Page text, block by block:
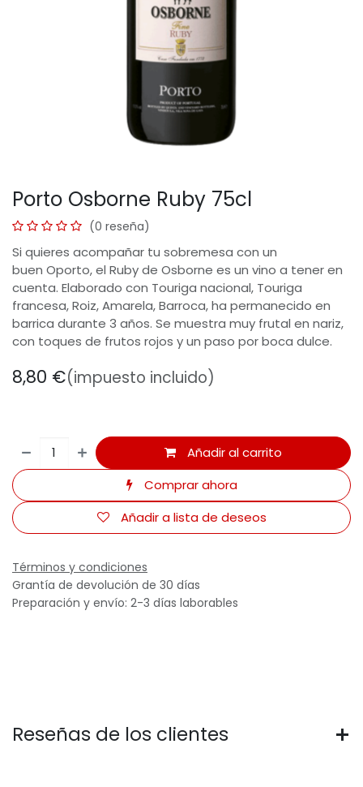
Porto Osborne Ruby 75cl
(0 reseña)
Si quieres acompañar tu sobremesa con un
buen Oporto, el Ruby de Osborne es un vino a tener en
cuenta. Elaborado con Touriga nacional, Touriga
francesa, Roiz, Amarela, Barroca, ha permanecido en
barrica durante 3 años. Se muestra muy frutal en nariz,
con toques de frutos rojos y un paso por boca dulce.
8,80 €(impuesto incluido)
Añadir al carrito
Comprar ahora
Añadir a lista de deseos
Términos y condiciones
Grantía de devolución de 30 días
Preparación y envío: 2-3 días laborables
Reseñas de los clientes